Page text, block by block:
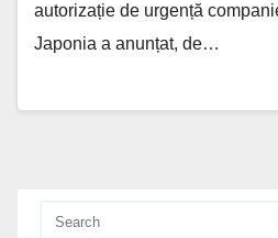
autorizație de urgență
Japonia a anunțat, de…